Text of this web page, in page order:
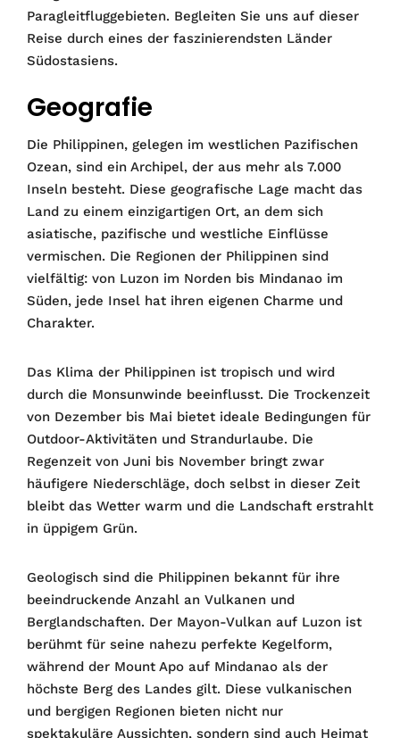
Paragleitfluggebieten. Begleiten Sie uns auf dieser
Reise durch eines der faszinierendsten Länder
Südostasiens.
Geografie
Die Philippinen, gelegen im westlichen Pazifischen
Ozean, sind ein Archipel, der aus mehr als 7.000
Inseln besteht. Diese geografische Lage macht das
Land zu einem einzigartigen Ort, an dem sich
asiatische, pazifische und westliche Einflüsse
vermischen. Die Regionen der Philippinen sind
vielfältig: von Luzon im Norden bis Mindanao im
Süden, jede Insel hat ihren eigenen Charme und
Charakter.
Das Klima der Philippinen ist tropisch und wird
durch die Monsunwinde beeinflusst. Die Trockenzeit
von Dezember bis Mai bietet ideale Bedingungen für
Outdoor-Aktivitäten und Strandurlaube. Die
Regenzeit von Juni bis November bringt zwar
häufigere Niederschläge, doch selbst in dieser Zeit
bleibt das Wetter warm und die Landschaft erstrahlt
in üppigem Grün.
Geologisch sind die Philippinen bekannt für ihre
beeindruckende Anzahl an Vulkanen und
Berglandschaften. Der Mayon-Vulkan auf Luzon ist
berühmt für seine nahezu perfekte Kegelform,
während der Mount Apo auf Mindanao als der
höchste Berg des Landes gilt. Diese vulkanischen
und bergigen Regionen bieten nicht nur
spektakuläre Aussichten, sondern sind auch Heimat